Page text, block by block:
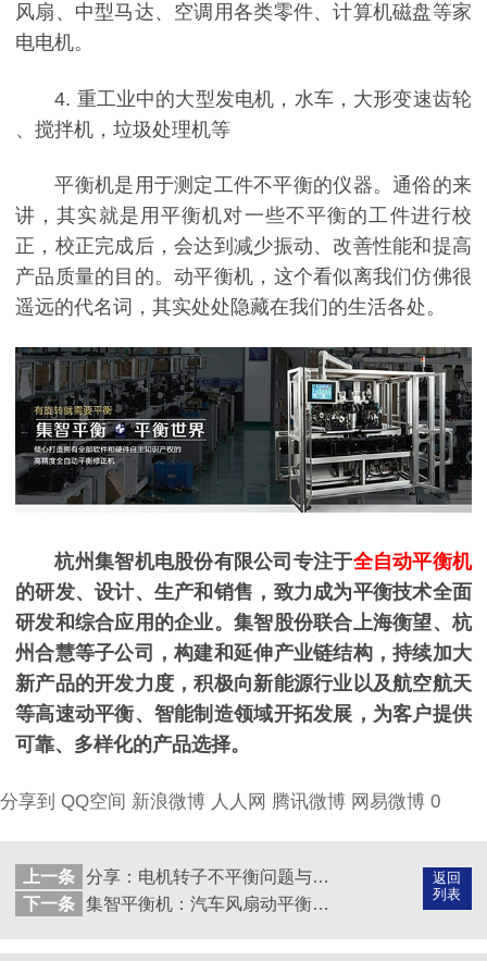
风扇、中型马达、空调用各类零件、计算机磁盘等家
电电机。
4. 重工业中的大型发电机，水车，大形变速齿轮
、搅拌机，垃圾处理机等
平衡机是用于测定工件不平衡的仪器。通俗的来
讲，其实就是用平衡机对一些不平衡的工件进行校
正，校正完成后，会达到减少振动、改善性能和提高
产品质量的目的。动平衡机，这个看似离我们仿佛很
遥远的代名词，其实处处隐藏在我们的生活各处。
杭州集智机电股份有限公司专注于全自动平衡机
的研发、设计、生产和销售，致力成为平衡技术全面
研发和综合应用的企业。集智股份联合上海衡望、杭
州合慧等子公司，构建和延伸产业链结构，持续加大
新产品的开发力度，积极向新能源行业以及航空航天
等高速动平衡、智能制造领域开拓发展，为客户提供
可靠、多样化的产品选择。
分享到 QQ空间 新浪微博 人人网 腾讯微博 网易微博 0
返回
列表
上一条
分享：电机转子不平衡问题与动平衡技术探究
下一条
集智平衡机：汽车风扇动平衡机介绍！